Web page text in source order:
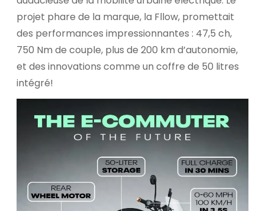
projet phare de la marque, la Fllow, promettait
des performances impressionnantes : 47,5 ch,
750 Nm de couple, plus de 200 km d’autonomie,
et des innovations comme un coffre de 50 litres
intégré!